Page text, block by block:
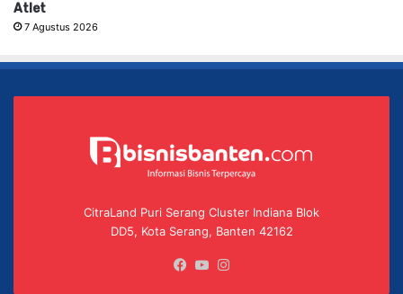
Atlet
7 Agustus 2026
CitraLand Puri Serang Cluster Indiana Blok
DD5, Kota Serang, Banten 42162
Facebook
YouTube